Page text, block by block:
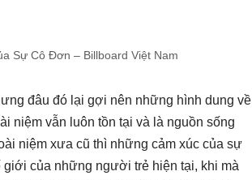
Sự Cô Đơn – Billboard Việt Nam
đâu đó lại gợi nên những hình dung về
niệm vẫn luôn tồn tại và là nguồn sống
niệm xưa cũ thì những cảm xúc của sự
của những người trẻ hiện tại, khi mà